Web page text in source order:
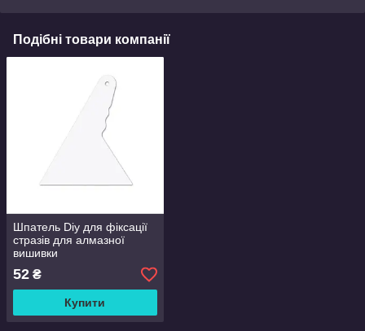
Подібні товари компанії
Шпатель Diy для фіксації
стразів для алмазної
вишивки
52 ₴
Купити